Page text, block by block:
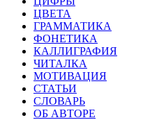
ЦВЕТА
ГРАММАТИКА
ФОНЕТИКА
КАЛЛИГРАФИЯ
ЧИТАЛКА
МОТИВАЦИЯ
СТАТЬИ
СЛОВАРЬ
ОБ АВТОРЕ